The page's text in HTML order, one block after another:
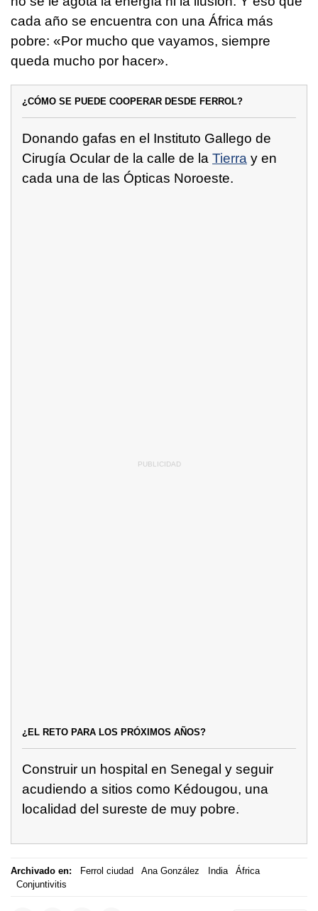
cada año se encuentra con una África más
pobre: «Por mucho que vayamos, siempre
queda mucho por hacer».
¿CÓMO SE PUEDE COOPERAR DESDE FERROL?
Donando gafas en el Instituto Gallego de
Cirugía Ocular de la calle de la Tierra y en
cada una de las Ópticas Noroeste.
¿EL RETO PARA LOS PRÓXIMOS AÑOS?
Construir un hospital en Senegal y seguir
acudiendo a sitios como Kédougou, una
localidad del sureste de muy pobre.
Archivado en: Ferrol ciudad Ana González India
África
Conjuntivitis